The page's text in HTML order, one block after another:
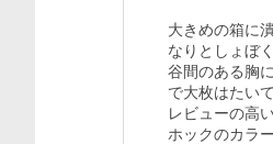
大きめの箱に
なりとしょぼ
谷間のある胸
で大枚はたい
レビューの高
ホックのカラ